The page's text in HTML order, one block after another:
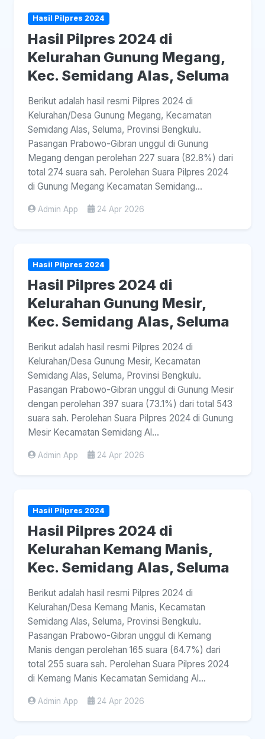
Hasil Pilpres 2024
Hasil Pilpres 2024 di
Kelurahan Gunung Megang,
Kec. Semidang Alas, Seluma
Berikut adalah hasil resmi Pilpres 2024 di
Kelurahan/Desa Gunung Megang, Kecamatan
Semidang Alas, Seluma, Provinsi Bengkulu.
Pasangan Prabowo-Gibran unggul di Gunung
Megang dengan perolehan 227 suara (82.8%) dari
total 274 suara sah. Perolehan Suara Pilpres 2024
di Gunung Megang Kecamatan Semidang...
Admin App 24 Apr 2026
Hasil Pilpres 2024
Hasil Pilpres 2024 di
Kelurahan Gunung Mesir,
Kec. Semidang Alas, Seluma
Berikut adalah hasil resmi Pilpres 2024 di
Kelurahan/Desa Gunung Mesir, Kecamatan
Semidang Alas, Seluma, Provinsi Bengkulu.
Pasangan Prabowo-Gibran unggul di Gunung Mesir
dengan perolehan 397 suara (73.1%) dari total 543
suara sah. Perolehan Suara Pilpres 2024 di Gunung
Mesir Kecamatan Semidang Al...
Admin App 24 Apr 2026
Hasil Pilpres 2024
Hasil Pilpres 2024 di
Kelurahan Kemang Manis,
Kec. Semidang Alas, Seluma
Berikut adalah hasil resmi Pilpres 2024 di
Kelurahan/Desa Kemang Manis, Kecamatan
Semidang Alas, Seluma, Provinsi Bengkulu.
Pasangan Prabowo-Gibran unggul di Kemang
Manis dengan perolehan 165 suara (64.7%) dari
total 255 suara sah. Perolehan Suara Pilpres 2024
di Kemang Manis Kecamatan Semidang Al...
Admin App 24 Apr 2026